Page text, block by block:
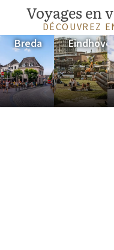
Voyages en
DÉCOUVREZ
Breda